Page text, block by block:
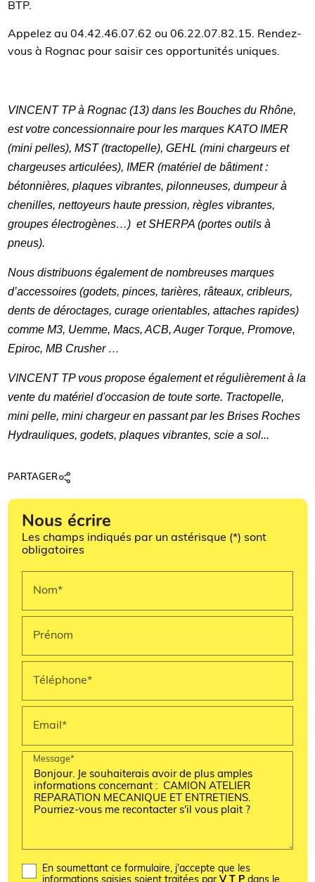
BTP.
Appelez au 04.42.46.07.62 ou 06.22.07.82.15. Rendez-
vous à Rognac pour saisir ces opportunités uniques.
VINCENT TP à Rognac (13) dans les Bouches du Rhône,
est votre concessionnaire pour les marques KATO IMER
(mini pelles), MST (tractopelle), GEHL (mini chargeurs et
chargeuses articulées), IMER (matériel de bâtiment :
bétonnières, plaques vibrantes, pilonneuses, dumpeur à
chenilles, nettoyeurs haute pression, règles vibrantes,
groupes électrogènes…) et SHERPA (portes outils à
pneus).
Nous distribuons également de nombreuses marques
d’accessoires (godets, pinces, tarières, râteaux, cribleurs,
dents de déroctages, curage orientables, attaches rapides)
comme M3, Uemme, Macs, ACB, Auger Torque, Promove,
Epiroc, MB Crusher …
VINCENT TP vous propose également et régulièrement à la
vente du matériel d'occasion de toute sorte. Tractopelle,
mini pelle, mini chargeur en passant par les Brises Roches
Hydrauliques, godets, plaques vibrantes, scie a sol...
PARTAGER
Nous écrire
Les champs indiqués par un astérisque (*) sont
obligatoires
Nom*
Prénom
Téléphone*
Email*
Message*
En soumettant ce formulaire, j'accepte que les